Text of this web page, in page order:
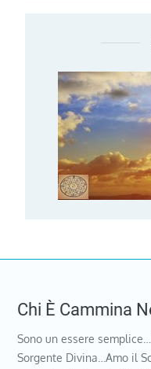
Chi È Cammina
Sono un essere
Sorgente Divina…Amo il